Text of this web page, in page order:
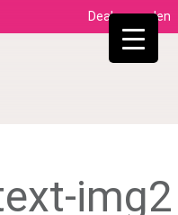
Dealer worden
img2